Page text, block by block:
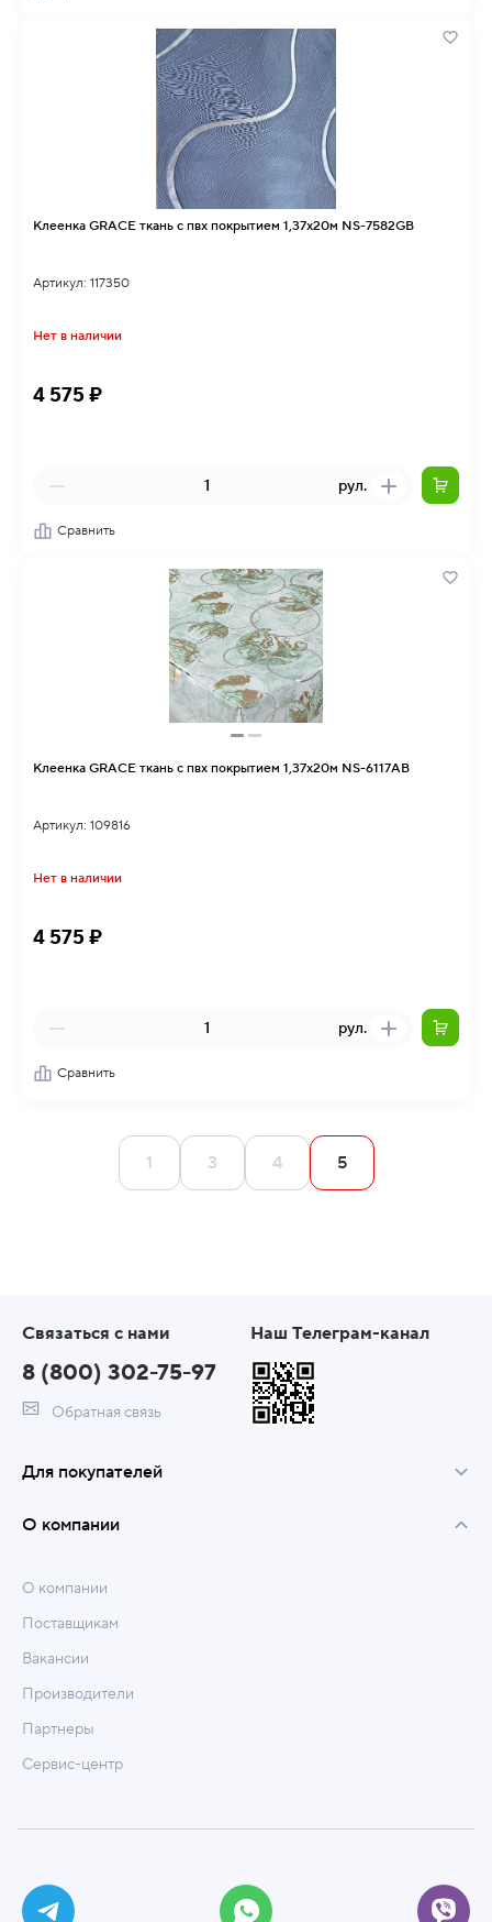
Клеенка GRACE ткань с пвх покрытием 1,37х20м NS-7582GB
Артикул: 117350
Нет в наличии
4 575 ₽
рул.
Сравнить
Клеенка GRACE ткань с пвх покрытием 1,37х20м NS-6117AB
Артикул: 109816
Нет в наличии
4 575 ₽
рул.
Сравнить
1 3 4 5
Связаться с нами
8 (800) 302-75-97
Обратная связь
Наш Телеграм-канал
Для покупателей
О компании
О компании
Поставщикам
Вакансии
Производители
Партнеры
Сервис-центр